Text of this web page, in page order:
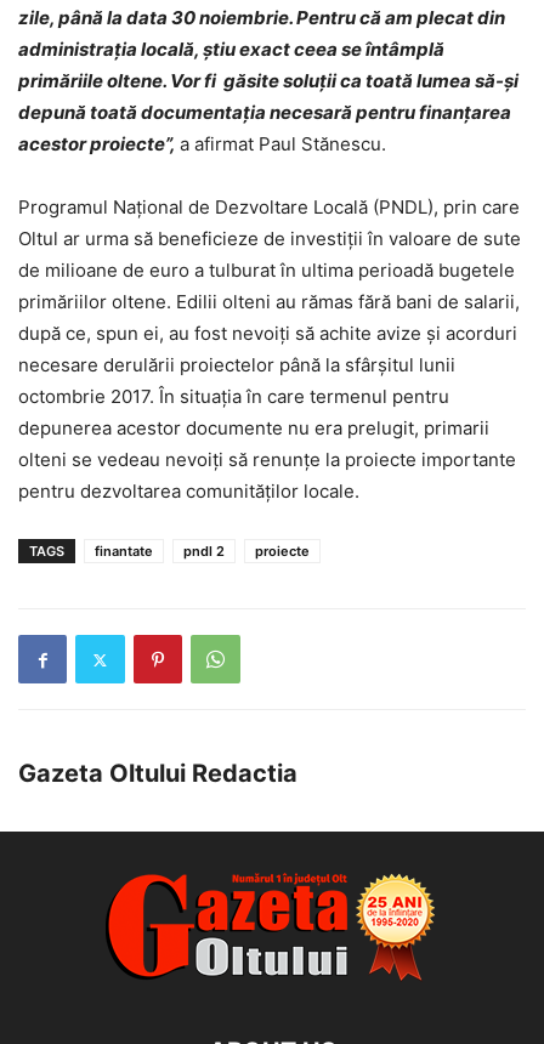
zile, până la data 30 noiembrie. Pentru că am plecat din
administraţia locală, ştiu exact ceea se întâmplă
primăriile oltene. Vor fi găsite soluţii ca toată lumea să-şi
depună toată documentaţia necesară pentru finanțarea
acestor proiecte”, a afirmat Paul Stănescu.
Programul Național de Dezvoltare Locală (PNDL), prin care
Oltul ar urma să beneficieze de investiții în valoare de sute
de milioane de euro a tulburat în ultima perioadă bugetele
primăriilor oltene. Edilii olteni au rămas fără bani de salarii,
după ce, spun ei, au fost nevoiți să achite avize și acorduri
necesare derulării proiectelor până la sfârșitul lunii
octombrie 2017. În situația în care termenul pentru
depunerea acestor documente nu era prelugit, primarii
olteni se vedeau nevoiți să renunțe la proiecte importante
pentru dezvoltarea comunităților locale.
TAGS finantate pndl 2 proiecte
Gazeta Oltului Redactia